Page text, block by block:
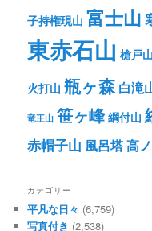
子持権現山 富士山
東赤石山 槍戸山
火打山 瓶ヶ森 白滝
竜王山 笹ヶ峰 綱付山
赤帽子山 風呂塔高
カテゴリー
平凡な日々 (6,759)
写真付き (2,538)